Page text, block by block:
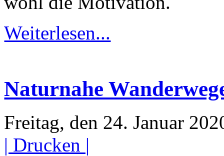
Weiterlesen...
Naturnahe
Freitag, den 24. Januar
| Drucken |